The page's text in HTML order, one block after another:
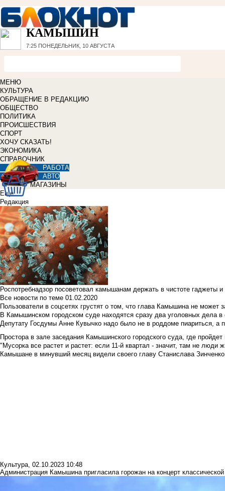
КАМЫШИН
7:25 ПОНЕДЕЛЬНИК, 10 АВГУСТА
МЕНЮ
КУЛЬТУРА
ОБРАЩЕНИЕ В РЕДАКЦИЮ
ОБЩЕСТВО
ПОЛИТИКА
ПРОИСШЕСТВИЯ
СПОРТ
ХОЧУ СКАЗАТЬ!
ЭКОНОМИКА
СПРАВОЧНИК
РАБОТА
АВТО
МАГАЗИНЫ
Еще
Редакция
Роспотребнадзор посоветовал камышанам держать в чистоте гаджеты
Все новости по теме 01.02.2020
Пользователи в соцсетях грустят о том, что глава Камышина не может
В Камышинском городском суде находятся сразу два уголовных дела
Депутату Госдумы Анне Кувычко надо было не в роддоме пиариться, а
Простора в зале заседания Камышинского городского суда, где
"Мусорка все растет и растет: если 11-й квартал - значит, там не люди
Камышане в минувший месяц видели своего главу Станислава Зинченко
Культура, 02.10.2023 10:48
Администрация Камышина пригласила горожан на концерт